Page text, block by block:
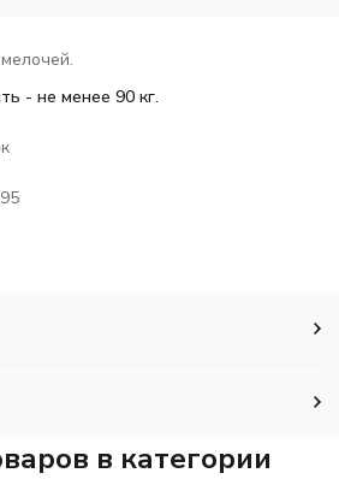
- не менее 90 кг.
в категории